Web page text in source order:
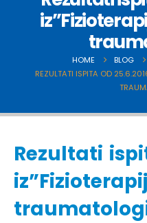
HOME BLOG
REZULTATI ISPITA OD
Rezultati